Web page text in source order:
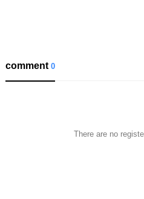
comment0
There are no